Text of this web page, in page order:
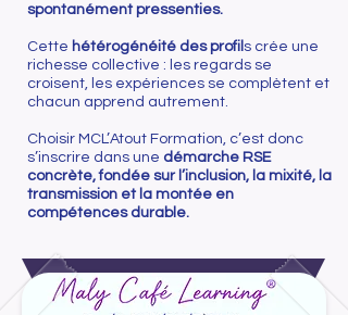
spontanément pressenties.
Cette hétérogénéité des profil s crée une
richesse collective : les regards se
croisent, les expériences se complètent et
chacun apprend autrement.
Choisir MCL’Atout Formation, c’est donc
s’inscrire dans une démarche RSE
concrète, fondée sur l’inclusion, la mixité, la
transmission et la montée en
compétences durable.